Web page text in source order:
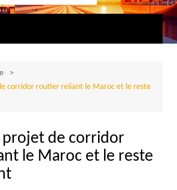
corridor routier reliant le Maroc et le reste
de corridor
le Maroc et le reste